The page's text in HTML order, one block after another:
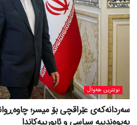
نوێترین هەواڵ
سەردانەکەی عێراقچی بۆ میسر؛
پەیوەندییە سیاسی و ئابورییەکاندا